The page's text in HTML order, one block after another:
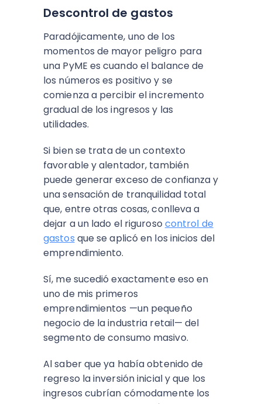
Descontrol de gastos
Paradójicamente, uno de los
momentos de mayor peligro para
una PyME es cuando el balance de
los números es positivo y se
comienza a percibir el incremento
gradual de los ingresos y las
utilidades.
Si bien se trata de un contexto
favorable y alentador, también
puede generar exceso de confianza y
una sensación de tranquilidad total
que, entre otras cosas, conlleva a
dejar a un lado el riguroso control de
gastos que se aplicó en los inicios del
emprendimiento.
Sí, me sucedió exactamente eso en
uno de mis primeros
emprendimientos —un pequeño
negocio de la industria retail— del
segmento de consumo masivo.
Al saber que ya había obtenido de
regreso la inversión inicial y que los
ingresos cubrían cómodamente los